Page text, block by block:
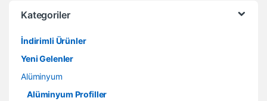
Kategoriler
İndirimli Ürünler
Yeni Gelenler
Alüminyum
Alüminyum Profiller